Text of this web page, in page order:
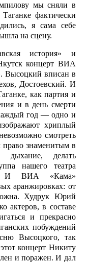
мы сняли в
фактически
я сама себе
на сцену.
история» и
концерт ВИА
Высоцкий вписан в
Достоевский. И
как партия и
и в день смерти
год — одно и
хриплый
смотреть
знаменитым в
дыхание, делать
нашего театра
И ВИА «Кама»
аранжировках: от
Худрук Юрий
актеров, в составе
и прекрасно
побуждений
Высоцкого, так
концерт Никиту
и поражен. И дал